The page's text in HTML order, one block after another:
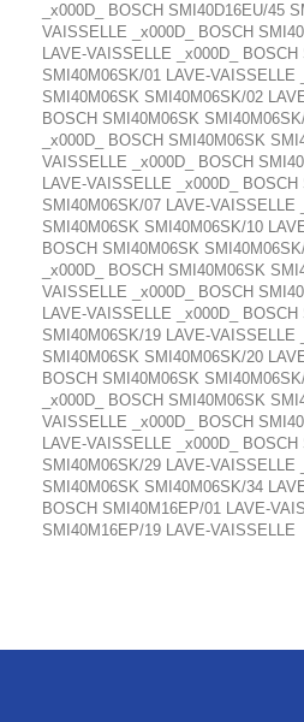
_x000D_ BOSCH SMI40D16EU/45
VAISSELLE _x000D_ BOSCH
LAVE-VAISSELLE _x000D_
SMI40M06SK/01 LAVE-VAISSELLE
SMI40M06SK SMI40M06SK/02
BOSCH SMI40M06SK
_x000D_ BOSCH SMI40M06SK
VAISSELLE _x000D_ BOSCH
LAVE-VAISSELLE _x000D_
SMI40M06SK/07 LAVE-VAISSELLE
SMI40M06SK SMI40M06SK/10
BOSCH SMI40M06SK
_x000D_ BOSCH SMI40M06SK
VAISSELLE _x000D_ BOSCH
LAVE-VAISSELLE _x000D_
SMI40M06SK/19 LAVE-VAISSELLE
SMI40M06SK SMI40M06SK/20
BOSCH SMI40M06SK
_x000D_ BOSCH SMI40M06SK
VAISSELLE _x000D_ BOSCH
LAVE-VAISSELLE _x000D_
SMI40M06SK/29 LAVE-VAISSELLE
SMI40M06SK SMI40M06SK/34
BOSCH SMI40M16EP/01 LAVE-
SMI40M16EP/19 LAVE-VAISSELLE